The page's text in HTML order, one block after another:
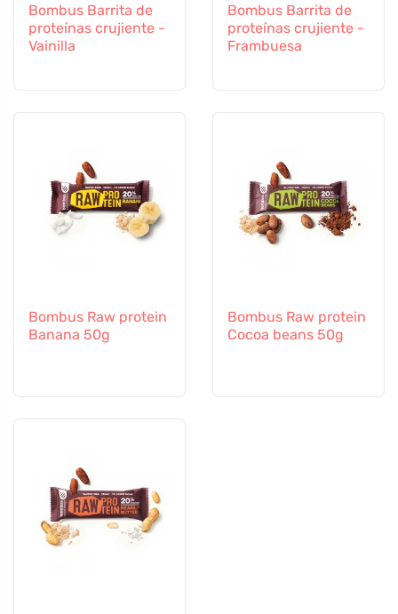
Bombus Barrita de
proteínas crujiente -
Vainilla
Bombus Barrita de
proteínas crujiente -
Frambuesa
Bombus Raw protein
Banana 50g
Bombus Raw protein
Cocoa beans 50g